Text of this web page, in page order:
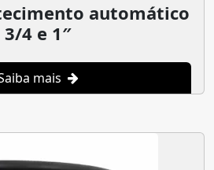
automático
3/4 e 1″
mais